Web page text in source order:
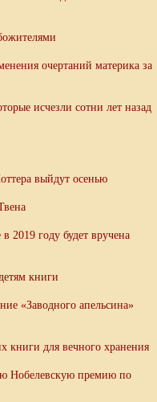
очертаний материка за
исчезли сотни лет назад
выйдут осенью
2019 году будет вручена
книги
«Заводного апельсина»
книги для вечного хранения
Нобелевскую премию по